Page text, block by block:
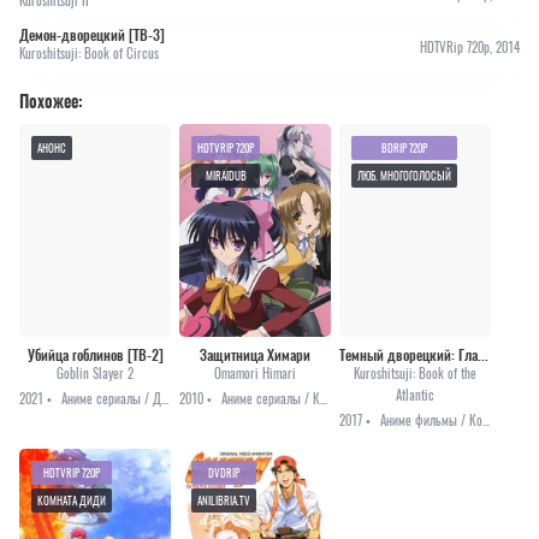
Демон-дворецкий [ТВ-3]
Kuroshitsuji: Book of Circus HDTVRip 720p, 2014
Похожее:
Убийца гоблинов [ТВ-2]
Goblin Slayer 2
2021 •
АНОНС
Защитница Химари
Omamori Himari
2010 •
HDTVRIP 720P
MIRAIDUB
Kuroshitsuji: Book of the
Atlantic
2017 •
BDRIP 720P
ЛЮБ. МНОГОГОЛОСЫЙ
HDTVRIP 720P
КОМНАТА ДИДИ
DVDRIP
ANILIBRIA.TV